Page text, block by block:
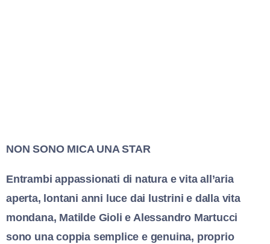
NON SONO MICA UNA STAR
Entrambi appassionati di natura e vita all’aria
aperta, lontani anni luce dai lustrini e dalla vita
mondana, Matilde Gioli e Alessandro Martucci
sono una coppia semplice e genuina, proprio